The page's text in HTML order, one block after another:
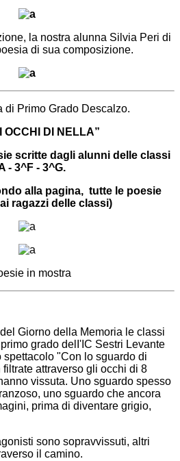
la nostra alunna Silvia Peri di
di sua composizione.
di Primo Grado Descalzo.
OCCHI DI NELLA”
scritte dagli alunni delle classi
- 3^F - 3^G.
alla pagina, tutte le poesie
ragazzi delle classi)
in mostra
Giorno della Memoria le classi
grado delI'IC Sestri Levante
"Con lo sguardo di
attraverso gli occhi di 8
vissuta. Uno sguardo spesso
uno sguardo che ancora
prima di diventare grigio,
sono sopravvissuti, altri
il camino.